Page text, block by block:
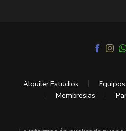
Alquiler Estudios
Membresias